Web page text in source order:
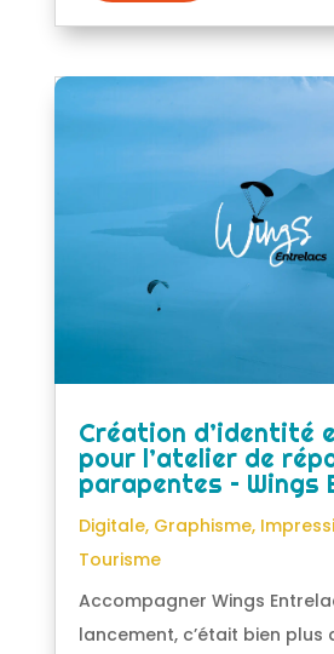
Création d’identité
pour l’atelier de
parapentes – Wings
Digitale, Graphisme,
Tourisme
Accompagner Wings
lancement, c’était bien plus